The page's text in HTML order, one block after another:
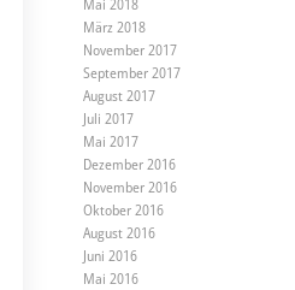
Mai 2018
März 2018
November 2017
September 2017
August 2017
Juli 2017
Mai 2017
Dezember 2016
November 2016
Oktober 2016
August 2016
Juni 2016
Mai 2016